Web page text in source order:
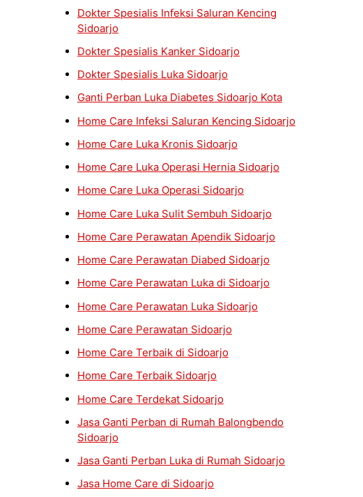
Dokter Spesialis Infeksi Saluran Kencing
Sidoarjo
Dokter Spesialis Kanker Sidoarjo
Dokter Spesialis Luka Sidoarjo
Ganti Perban Luka Diabetes Sidoarjo Kota
Home Care Infeksi Saluran Kencing Sidoarjo
Home Care Luka Kronis Sidoarjo
Home Care Luka Operasi Hernia Sidoarjo
Home Care Luka Operasi Sidoarjo
Home Care Luka Sulit Sembuh Sidoarjo
Home Care Perawatan Apendik Sidoarjo
Home Care Perawatan Diabed Sidoarjo
Home Care Perawatan Luka di Sidoarjo
Home Care Perawatan Luka Sidoarjo
Home Care Perawatan Sidoarjo
Home Care Terbaik di Sidoarjo
Home Care Terbaik Sidoarjo
Home Care Terdekat Sidoarjo
Jasa Ganti Perban di Rumah Balongbendo
Sidoarjo
Jasa Ganti Perban Luka di Rumah Sidoarjo
Jasa Home Care di Sidoarjo